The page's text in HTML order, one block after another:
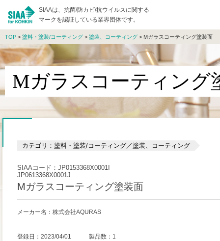
SIAAは、抗菌/防カビ/抗ウイルスに関する
マークを認証している業界団体です。
TOP > 塗料・塗装/コーティング > 塗装、コーティング > Mガラスコーティング塗装面
Mガラスコーティング
カテゴリ：塗料・塗装/コーティング／塗装、コーティング
SIAAコード：JP0153368X0001I
JP0613368X0001J
Mガラスコーティング塗装面
メーカー名：株式会社AQURAS
登録日：2023/04/01 製品数：1